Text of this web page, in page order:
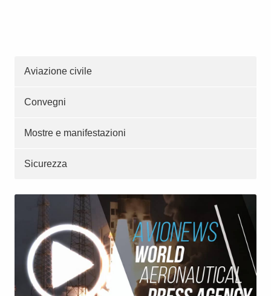
Aviazione civile
Convegni
Mostre e manifestazioni
Sicurezza